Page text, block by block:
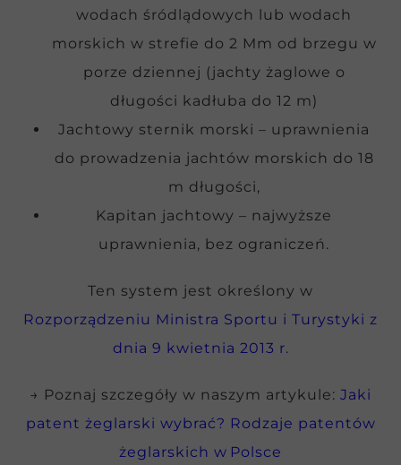
wodach śródlądowych lub wodach
morskich w strefie do 2 Mm od brzegu w
porze dziennej (jachty żaglowe o
długości kadłuba do 12 m)
Jachtowy sternik morski – uprawnienia
do prowadzenia jachtów morskich do 18
m długości,
Kapitan jachtowy – najwyższe
uprawnienia, bez ograniczeń.
Ten system jest określony w
Rozporządzeniu Ministra Sportu i Turystyki z
dnia 9 kwietnia 2013 r.
→ Poznaj szczegóły w naszym artykule: Jaki
patent żeglarski wybrać? Rodzaje patentów
żeglarskich w Polsce